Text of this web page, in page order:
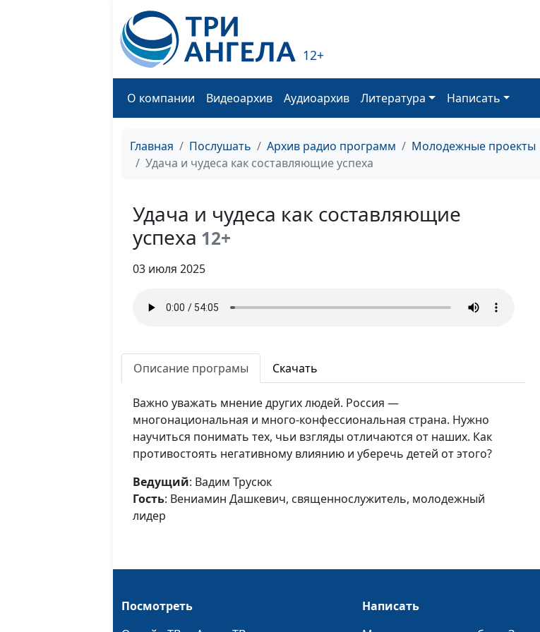
12+
О компании Видеоархив Аудиоархив Литература Написать
Главная Послушать Архив радио программ Молодежные проекты
Удача и чудеса как составляющие успеха
Удача и чудеса как составляющие
успеха 12+
03 июля 2025
Описание програмы Скачать
Важно уважать мнение других людей. Россия —
многонациональная и много-конфессиональная страна. Нужно
научиться понимать тех, чьи взгляды отличаются от наших. Как
противостоять негативному влиянию и уберечь детей от этого?
Ведущий: Вадим Трусюк
Гость: Вениамин Дашкевич, священнослужитель, молодежный
лидер
Посмотреть
Написать